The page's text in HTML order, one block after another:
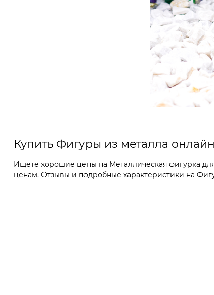
Купить Фигуры из металла онлайн
Ищете хорошие цены на Металлическая фигурка
ценам. Отзывы и подробные характеристики на